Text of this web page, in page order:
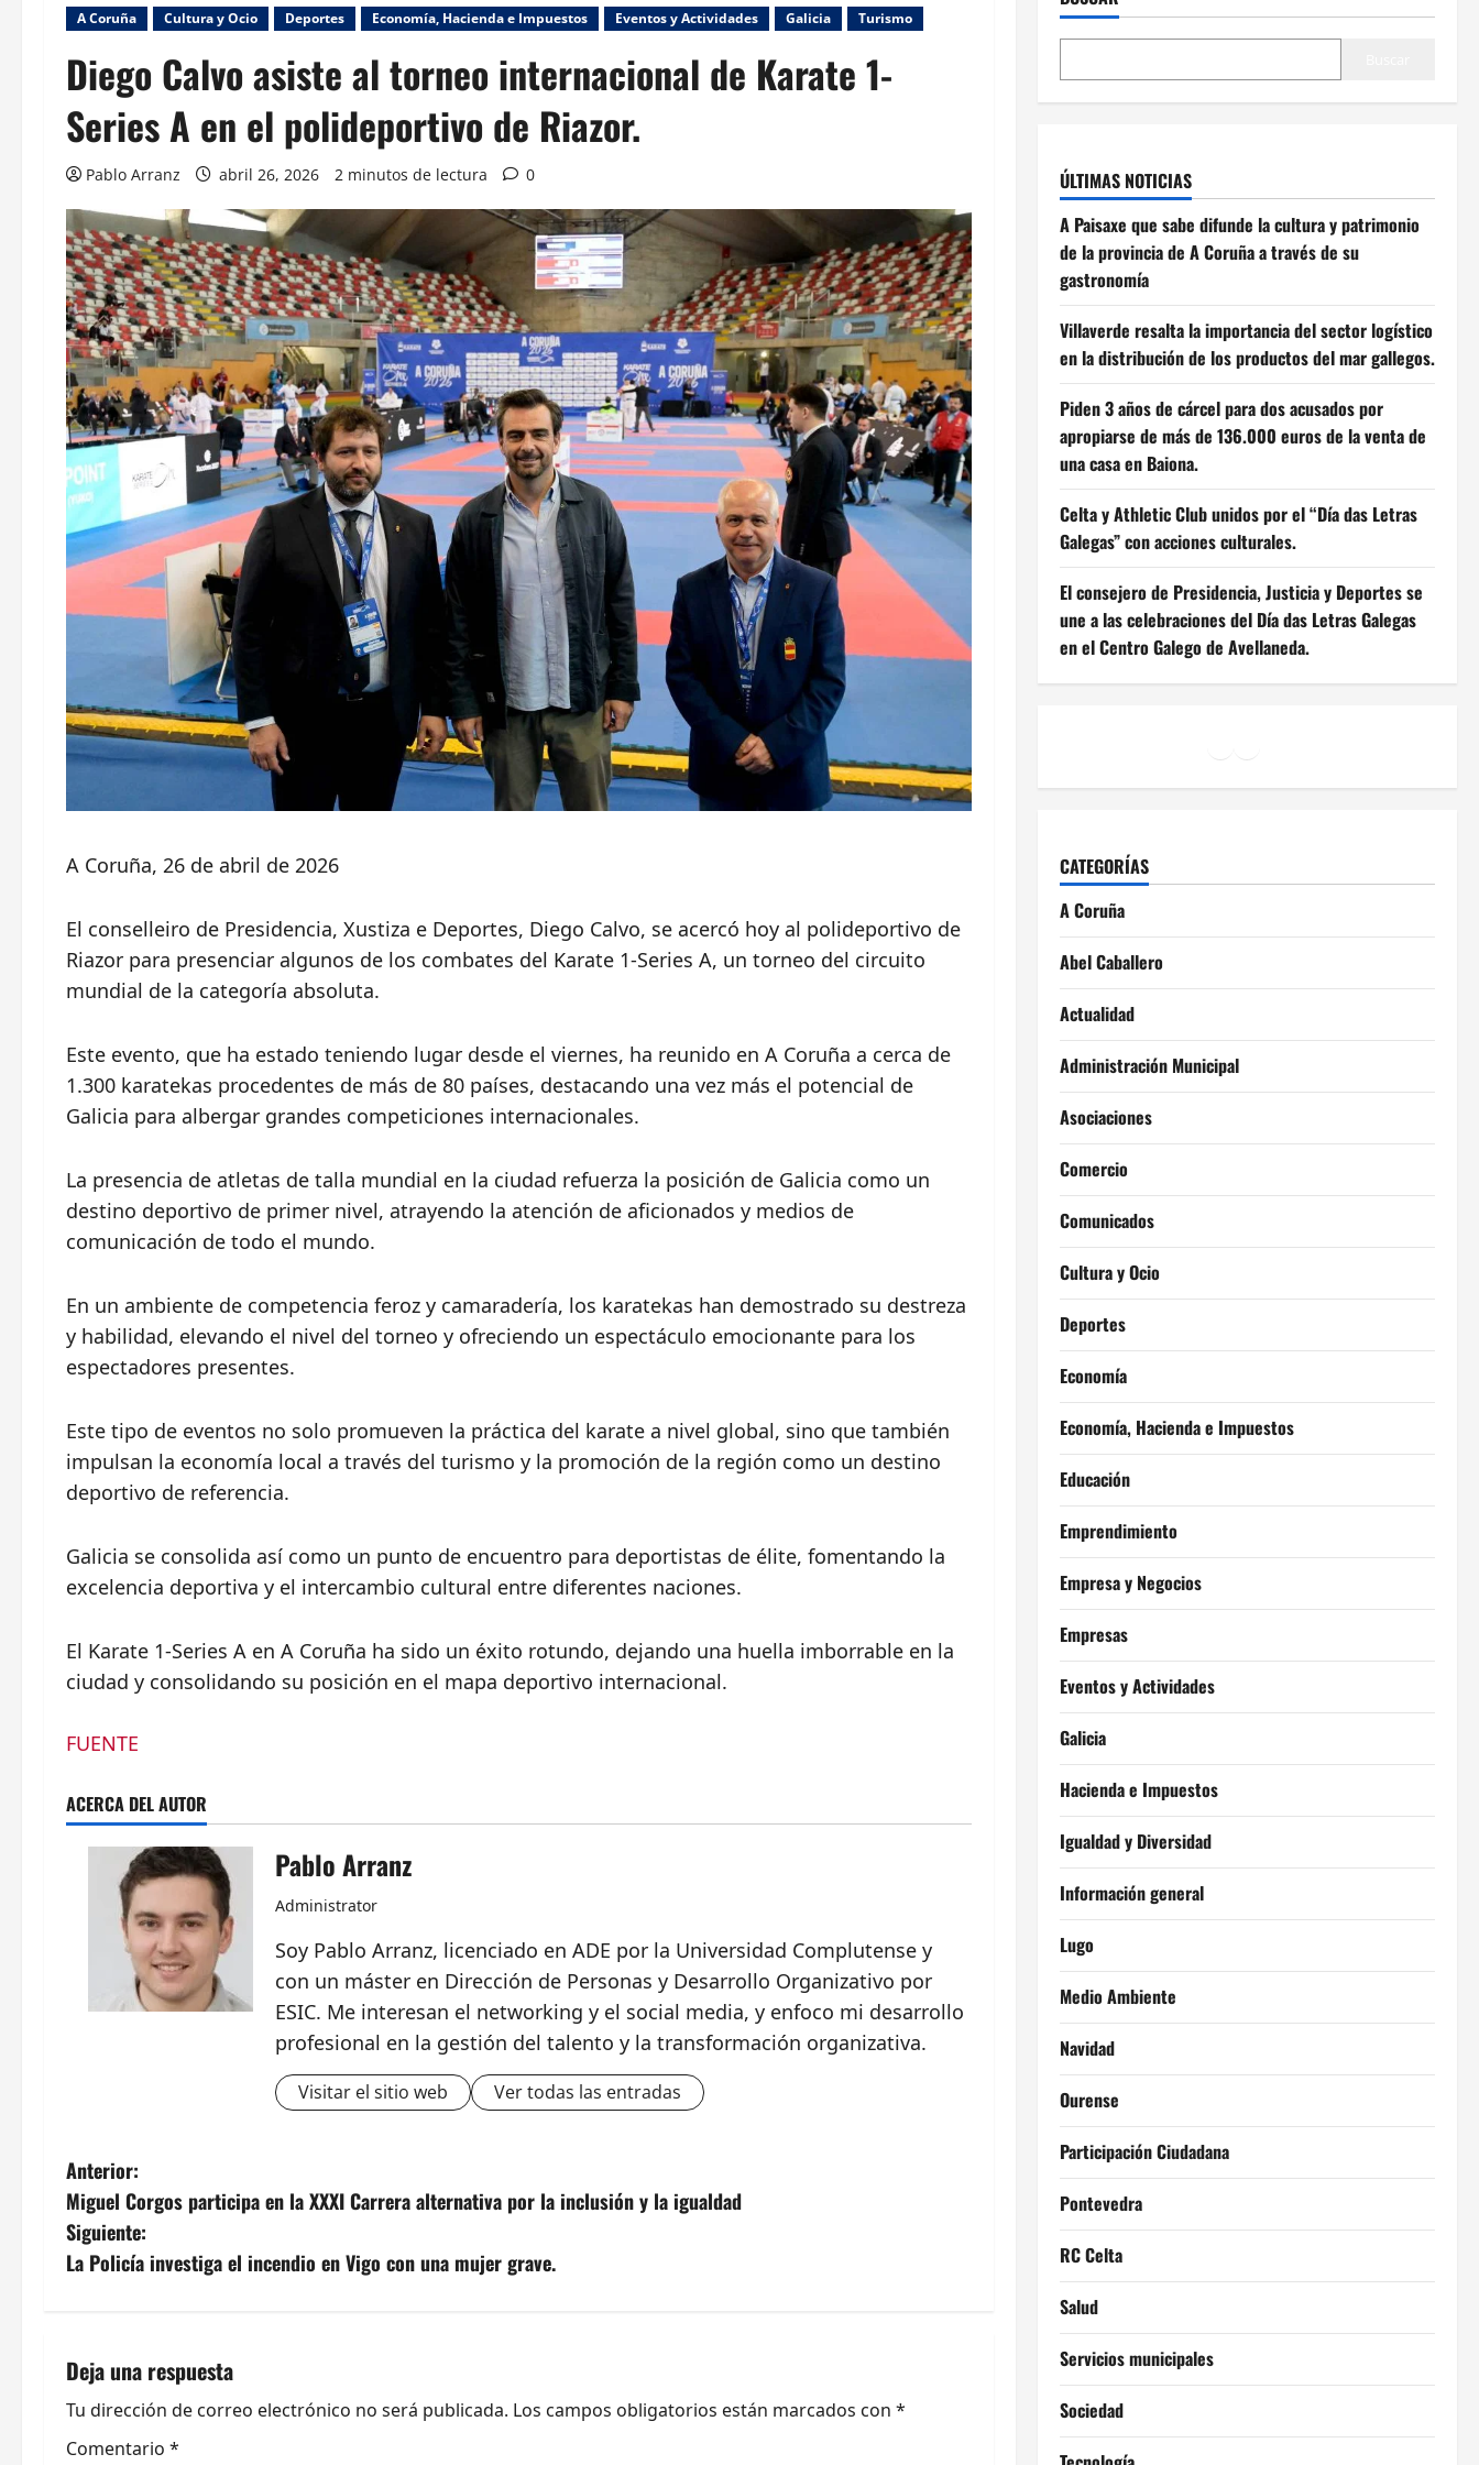
A Coruña Cultura y Ocio Deportes Economía, Hacienda e Impuestos Eventos y Actividades Galicia Turismo
Diego Calvo asiste al torneo internacional de Karate 1-
Series A en el polideportivo de Riazor.
Pablo Arranz abril 26, 2026 2 minutos de lectura 0
A Coruña, 26 de abril de 2026
El conselleiro de Presidencia, Xustiza e Deportes, Diego Calvo, se acercó hoy al polideportivo de
Riazor para presenciar algunos de los combates del Karate 1-Series A, un torneo del circuito
mundial de la categoría absoluta.
Este evento, que ha estado teniendo lugar desde el viernes, ha reunido en A Coruña a cerca de
1.300 karatekas procedentes de más de 80 países, destacando una vez más el potencial de
Galicia para albergar grandes competiciones internacionales.
La presencia de atletas de talla mundial en la ciudad refuerza la posición de Galicia como un
destino deportivo de primer nivel, atrayendo la atención de aficionados y medios de
comunicación de todo el mundo.
En un ambiente de competencia feroz y camaradería, los karatekas han demostrado su destreza
y habilidad, elevando el nivel del torneo y ofreciendo un espectáculo emocionante para los
espectadores presentes.
Este tipo de eventos no solo promueven la práctica del karate a nivel global, sino que también
impulsan la economía local a través del turismo y la promoción de la región como un destino
deportivo de referencia.
Galicia se consolida así como un punto de encuentro para deportistas de élite, fomentando la
excelencia deportiva y el intercambio cultural entre diferentes naciones.
El Karate 1-Series A en A Coruña ha sido un éxito rotundo, dejando una huella imborrable en la
ciudad y consolidando su posición en el mapa deportivo internacional.
FUENTE
ACERCA DEL AUTOR
Pablo Arranz
Administrator
Soy Pablo Arranz, licenciado en ADE por la Universidad Complutense y
con un máster en Dirección de Personas y Desarrollo Organizativo por
ESIC. Me interesan el networking y el social media, y enfoco mi desarrollo
profesional en la gestión del talento y la transformación organizativa.
Visitar el sitio web Ver todas las entradas
N
a
v
g
a
c
Anterior:
Miguel Corgos participa en la XXXI Carrera alternativa por la inclusión y la igualdad
Siguiente:
La Policía investiga el incendio en Vigo con una mujer grave.
Deja una respuesta
Tu dirección de correo electrónico no será publicada. Los campos obligatorios están marcados con *
Comentario *
ÚLTIMAS NOTICIAS
A Paisaxe que sabe difunde la cultura y patrimonio
de la provincia de A Coruña a través de su
gastronomía
Villaverde resalta la importancia del sector logístico
en la distribución de los productos del mar gallegos.
Piden 3 años de cárcel para dos acusados por
apropiarse de más de 136.000 euros de la venta de
una casa en Baiona.
Celta y Athletic Club unidos por el “Día das Letras
Galegas” con acciones culturales.
El consejero de Presidencia, Justicia y Deportes se
une a las celebraciones del Día das Letras Galegas
en el Centro Galego de Avellaneda.
CATEGORÍAS
A Coruña
Abel Caballero
Actualidad
Administración Municipal
Asociaciones
Comercio
Comunicados
Cultura y Ocio
Deportes
Economía
Economía, Hacienda e Impuestos
Educación
Emprendimiento
Empresa y Negocios
Empresas
Eventos y Actividades
Galicia
Hacienda e Impuestos
Igualdad y Diversidad
Información general
Lugo
Medio Ambiente
Navidad
Ourense
Participación Ciudadana
Pontevedra
RC Celta
Salud
Servicios municipales
Sociedad